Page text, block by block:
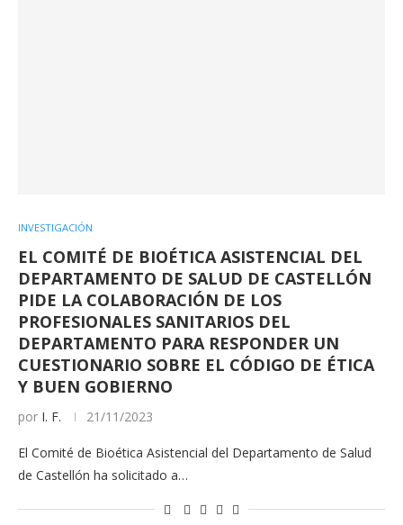
INVESTIGACIÓN
EL COMITÉ DE BIOÉTICA ASISTENCIAL DEL
DEPARTAMENTO DE SALUD DE CASTELLÓN
PIDE LA COLABORACIÓN DE LOS
PROFESIONALES SANITARIOS DEL
DEPARTAMENTO PARA RESPONDER UN
CUESTIONARIO SOBRE EL CÓDIGO DE ÉTICA
Y BUEN GOBIERNO
por I. F. 21/11/2023
El Comité de Bioética Asistencial del Departamento de Salud
de Castellón ha solicitado a…